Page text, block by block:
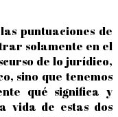
puntuaciones de
solamente en el
de lo jurídico,
sino que tenemos
qué significa y
vida de estas dos